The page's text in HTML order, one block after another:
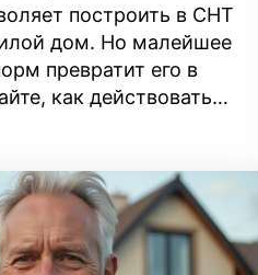
построить в СНТ
дом. Но малейшее
превратит его в
как действовать